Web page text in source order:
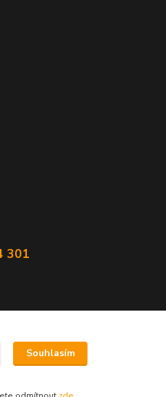
301
Jaurisova 515/4, Michle, 140 00 Praha 4
Souhlasím